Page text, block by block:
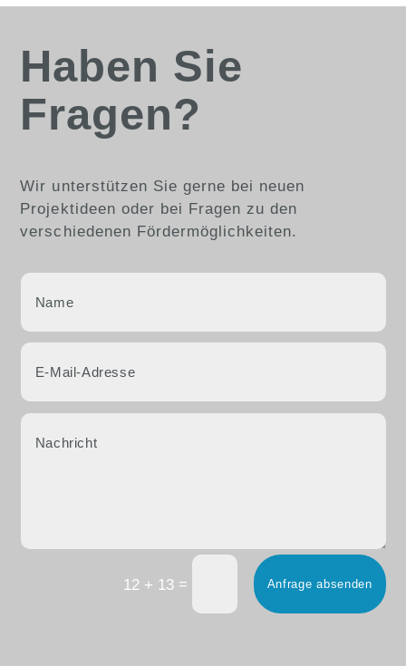
Haben Sie
Fragen?
Wir unterstützen Sie gerne bei neuen
Projektideen oder bei Fragen zu den
verschiedenen Fördermöglichkeiten.
12 + 13= Anfrage absenden